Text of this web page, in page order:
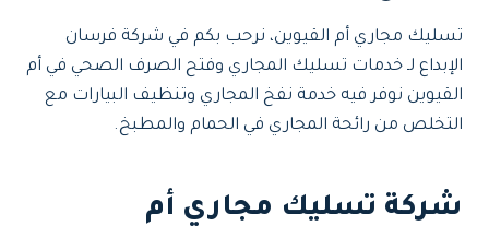
تسليك مجاري أم القيوين، نرحب بكم في شركة فرسان
الإبداع لـ خدمات تسليك المجاري وفتح الصرف الصحي في أم
القيوين نوفر فيه خدمة نفخ المجاري وتنظيف البيارات مع
التخلص من رائحة المجاري في الحمام والمطبخ.
شركة تسليك مجاري أم